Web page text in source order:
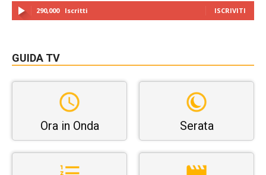
290,000 Iscritti ISCRIVITI
GUIDA TV
Ora in Onda Serata